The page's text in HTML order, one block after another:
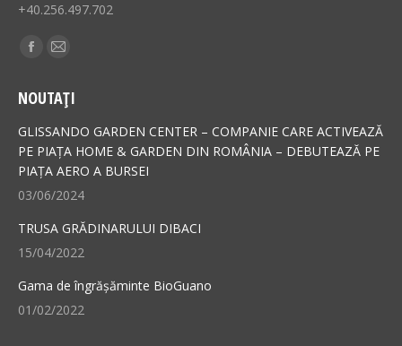
+40.256.497.702
Find us on:
Facebook
opens
in
new
window
Mail
opens
in
new
window
NOUTAȚI
GLISSANDO GARDEN CENTER – COMPANIE CARE ACTIVEAZĂ
PE PIAȚA HOME & GARDEN DIN ROMÂNIA – DEBUTEAZĂ PE
PIAȚA AERO A BURSEI
03/06/2024
TRUSA GRĂDINARULUI DIBACI
15/04/2022
Gama de îngrășăminte BioGuano
01/02/2022